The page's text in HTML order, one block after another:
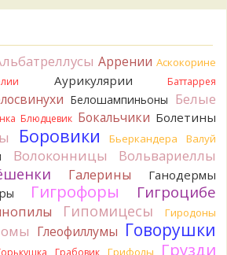
горечи не почувствовал. Супруга
как таблетка. Детям тоже не горький.
сомнений нет. Но вот такие
особенности.)Гриб, конечно,
булавоногая могла бы вырасти...
Вот как раз зонтика пестрого там
мы ждём ваших подтверждений
фото не один и тот же гриб. Они
просто разные экземпляры. Но
это с вашим участием.
Аррении Аскокорине
Аурикулярии Баттаррея
Белошампиньоны Белые
Блюдцевик Бокальчики Болетины
Боровики Бьеркандера Валуй
Волоконницы Вольвариеллы
Галерины Ганодермы
Гигрофоры Гигроцибе
Гипомицесы Гиродоны
Глеофиллумы Говорушки
Грифолы Грузди